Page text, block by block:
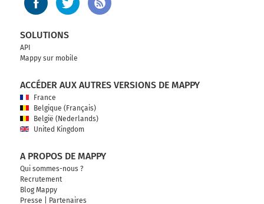
SOLUTIONS
API
Mappy sur mobile
ACCÉDER AUX AUTRES VERSIONS DE MAPPY
France
Belgique (Français)
België (Nederlands)
United Kingdom
A PROPOS DE MAPPY
Qui sommes-nous ?
Recrutement
Blog Mappy
Presse
Partenaires